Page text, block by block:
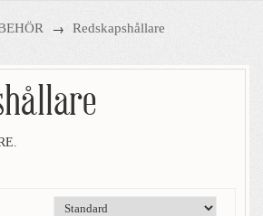
→ Redskapshållare